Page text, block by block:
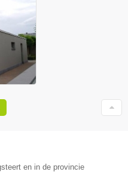
en in de provincie